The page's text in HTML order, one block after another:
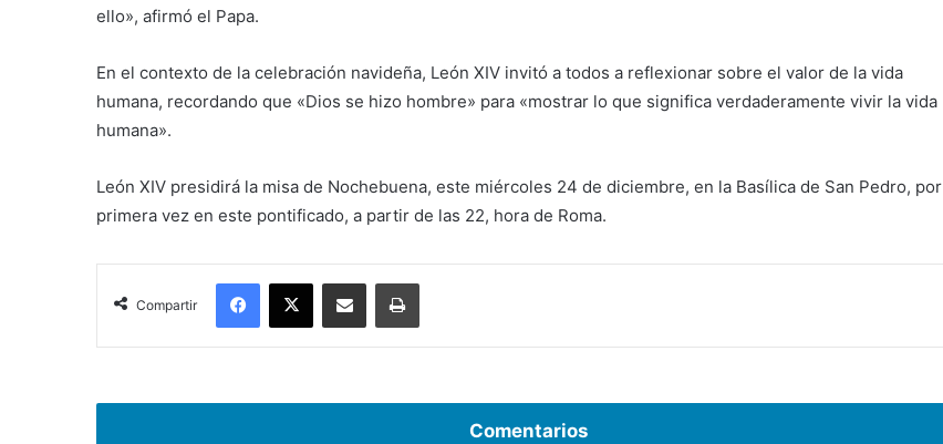
ello», afirmó el Papa.
En el contexto de la celebración navideña, León XIV invitó a todos a reflexionar sobre el valor de la vida
humana, recordando que «Dios se hizo hombre» para «mostrar lo que significa verdaderamente vivir la vida
humana».
León XIV presidirá la misa de Nochebuena, este miércoles 24 de diciembre, en la Basílica de San Pedro, por
primera vez en este pontificado, a partir de las 22, hora de Roma.
Compartir
Comentarios